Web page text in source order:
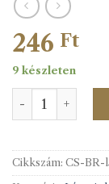
246 Ft
9 készleten
Légcsipke
Cikkszám: CS-BR-